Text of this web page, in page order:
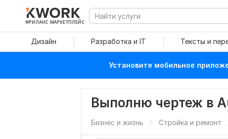
ФРИЛАНС МАРКЕТПЛЕЙС
Дизайн Разработка и IT Тексты и
Установите мобильное
Выполню чертеж в
Бизнес и жизнь Стройка и ремонт